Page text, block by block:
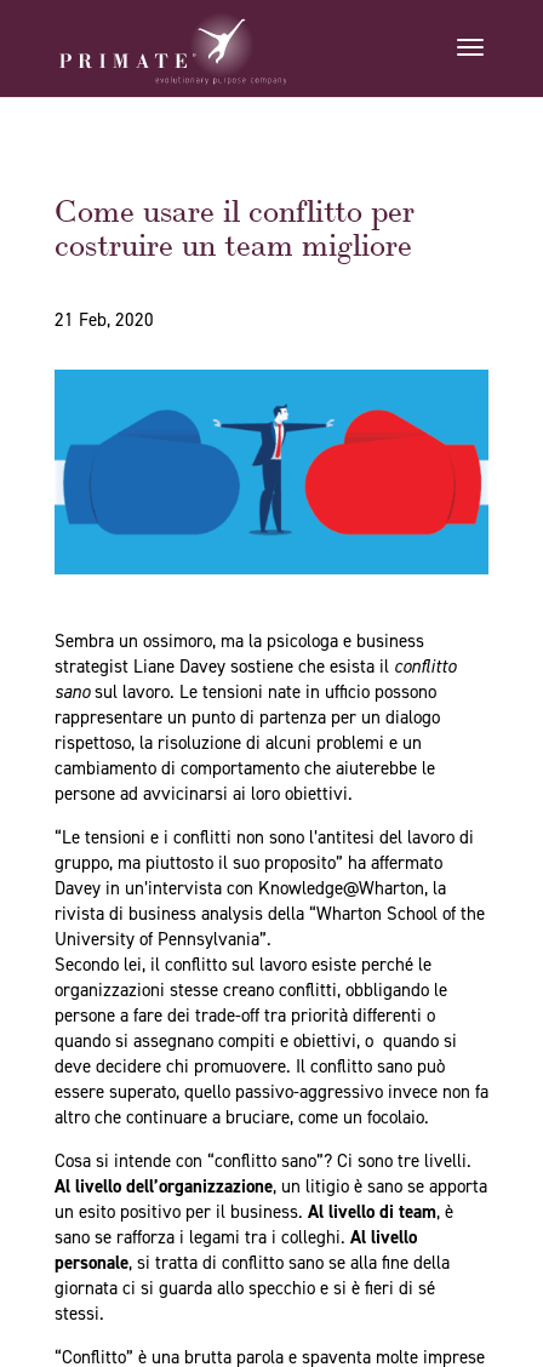
Come usare il conflitto per
costruire un team migliore
21 Feb, 2020
Sembra un ossimoro, ma la psicologa e business
strategist Liane Davey sostiene che esista il conflitto
sanosul lavoro. Le tensioni nate in ufficio possono
rappresentare un punto di partenza per un dialogo
rispettoso, la risoluzione di alcuni problemi e un
cambiamento di comportamento che aiuterebbe le
persone ad avvicinarsi ai loro obiettivi.
“Le tensioni e i conflitti non sono l’antitesi del lavoro di
gruppo, ma piuttosto il suo proposito” ha affermato
Davey in un’intervista con Knowledge@Wharton, la
rivista di business analysis della “Wharton School of the
University of Pennsylvania”.
Secondo lei, il conflitto sul lavoro esiste perché le
organizzazioni stesse creano conflitti, obbligando le
persone a fare dei trade-off tra priorità differenti o
quando si assegnano compiti e obiettivi, o quando si
deve decidere chi promuovere. Il conflitto sano può
essere superato, quello passivo-aggressivo invece non fa
altro che continuare a bruciare, come un focolaio.
Cosa si intende con “conflitto sano”? Ci sono tre livelli.
Al livello dell’organizzazione, un litigio è sano se apporta
un esito positivo per il business. Al livello di team, è
sano se rafforza i legami tra i colleghi. Al livello
personale, si tratta di conflitto sano se alla fine della
giornata ci si guarda allo specchio e si è fieri di sé
stessi.
“Conflitto” è una brutta parola e spaventa molte imprese